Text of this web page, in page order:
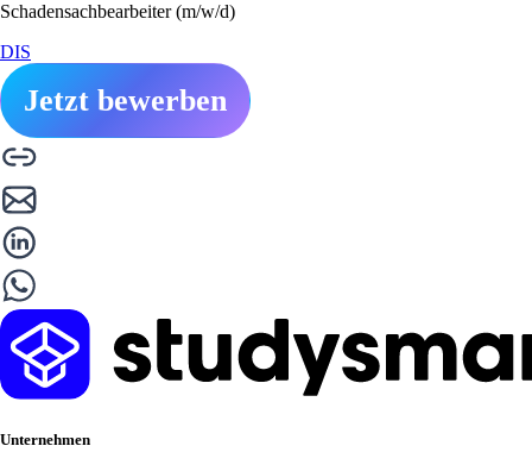
Schadensachbearbeiter (m/w/d)
DIS
Jetzt bewerben
Unternehmen